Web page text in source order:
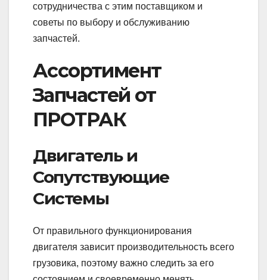
сотрудничества с этим поставщиком и
советы по выбору и обслуживанию
запчастей.
Ассортимент
Запчастей от
ПРОТРАК
Двигатель и
Сопутствующие
Системы
От правильного функционирования
двигателя зависит производительность всего
грузовика, поэтому важно следить за его